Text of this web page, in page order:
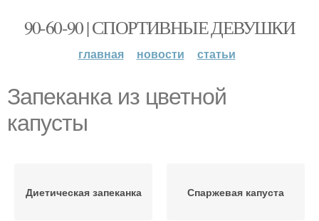
90-60-90 | СПОРТИВНЫЕ ДЕВУШКИ
главная новости статьи
Запеканка из цветной
капусты
Диетическая запеканка Спаржевая капуста